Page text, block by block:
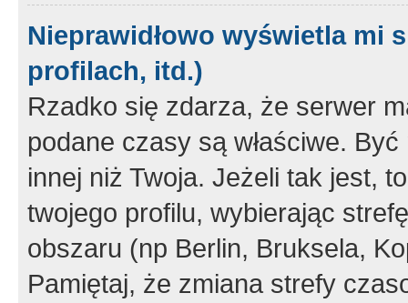
Nieprawidłowo wyświetla mi
profilach, itd.)
Rzadko się zdarza, że serwer
podane czasy są właściwe.
innej niż Twoja. Jeżeli tak jest,
twojego profilu, wybierając
obszaru (np Berlin, Bruksela,
Pamiętaj, że zmiana strefy